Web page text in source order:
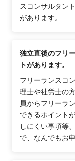
スコンサルタン
があります。
独立直後のフリ
トがあります。
フリーランスコ
理士や社労士の
員からフリーラ
できるポイント
しにくい事項等
で、なんでもお